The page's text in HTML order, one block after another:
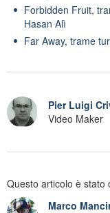
Forbidden Fruit,
Hasan Alì
Far Away, trame
Pier Luigi
Video Maker
Questo articolo è stato
Marco